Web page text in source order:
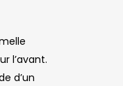
l’avant.
d’un